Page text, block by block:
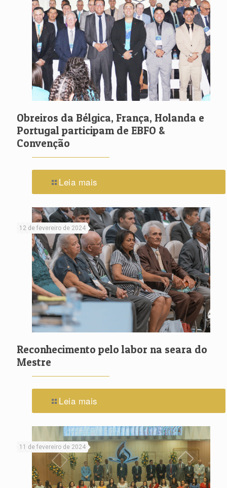
Obreiros da Bélgica, França, Holanda e
Portugal participam de EBFO &
Convenção
Leia mais
12 de fevereiro de 2024
Reconhecimento pelo labor na seara do
Mestre
Leia mais
11 de fevereiro de 2024